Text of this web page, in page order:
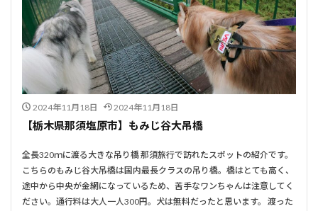
2024年11月18日 2024年11月18日
【栃木県那須塩原市】もみじ谷大吊橋
全長320ｍに渡る大きな吊り橋 那須旅行で訪れたスポットの紹介です。
こちらのもみじ谷大吊橋は国内最長クラスの吊り橋。橋はとても高く、
途中から中央が金網になっているため、苦手なワンちゃんは注意してく
ださい。通行料は大人一人300円。犬は無料だったと思います。 渡った